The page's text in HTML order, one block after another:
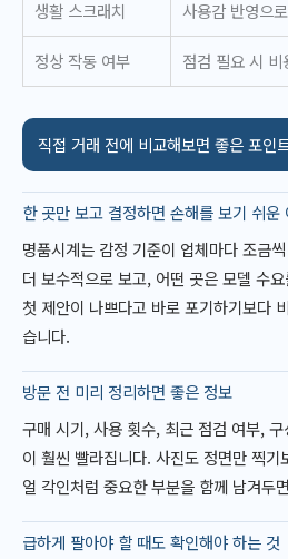
생활 스크래치 사용감 반영으
정상 작동 여부 점검 필요 시
직접 거래 전에 비교해보면 좋은 포인
한 곳만 보고 결정하면 손해를 보기 쉬운
명품시계는 감정 기준이 업체마다 조금
더 보수적으로 보고, 어떤 곳은 모델 수
첫 제안이 나쁘다고 바로 포기하기보다
습니다.
방문 전 미리 정리하면 좋은 정보
구매 시기, 사용 횟수, 최근 점검 여부,
이 훨씬 빨라집니다. 사진도 정면만 찍
얼 각인처럼 중요한 부분을 함께 남겨두
급하게 팔아야 할 때도 확인해야 하는 것